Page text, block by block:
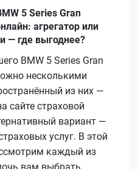
5 Series Gran
агрегатор или
— где выгоднее?
BMW 5 Series Gran
несколькими
из них —
сайте страховой
вариант —
услуг. В этой
каждый из